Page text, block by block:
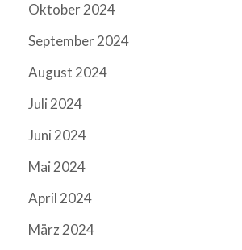
Oktober 2024
September 2024
August 2024
Juli 2024
Juni 2024
Mai 2024
April 2024
März 2024